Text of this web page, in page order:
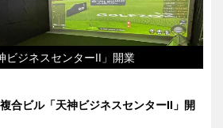
ビジネスセンターII」開業
合ビル「天神ビジネスセンターII」開